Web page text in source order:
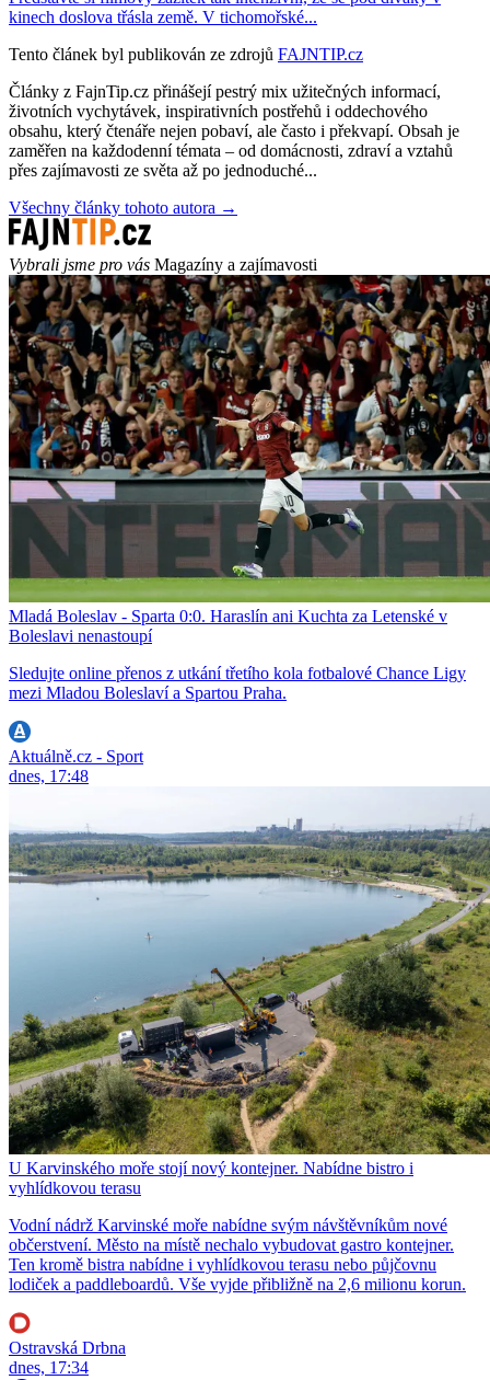
kinech doslova třásla země. V tichomořské...
Tento článek byl publikován ze zdrojů FAJNTIP.cz
Články z FajnTip.cz přinášejí pestrý mix užitečných informací,
životních vychytávek, inspirativních postřehů i oddechového
obsahu, který čtenáře nejen pobaví, ale často i překvapí. Obsah je
zaměřen na každodenní témata – od domácnosti, zdraví a vztahů
přes zajímavosti ze světa až po jednoduché...
Všechny články tohoto autora →
Vybrali jsme pro vás Magazíny a zajímavosti
Mladá Boleslav - Sparta 0:0. Haraslín ani Kuchta za Letenské v
Boleslavi nenastoupí
Sledujte online přenos z utkání třetího kola fotbalové Chance Ligy
mezi Mladou Boleslaví a Spartou Praha.
Aktuálně.cz - Sport
dnes, 17:48
U Karvinského moře stojí nový kontejner. Nabídne bistro i
vyhlídkovou terasu
Vodní nádrž Karvinské moře nabídne svým návštěvníkům nové
občerstvení. Město na místě nechalo vybudovat gastro kontejner.
Ten kromě bistra nabídne i vyhlídkovou terasu nebo půjčovnu
lodiček a paddleboardů. Vše vyjde přibližně na 2,6 milionu korun.
Ostravská Drbna
dnes, 17:34